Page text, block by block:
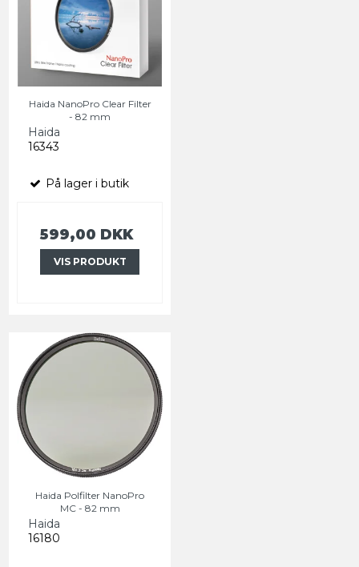
Haida NanoPro Clear Filter
- 82 mm
Haida
16343
På lager i butik
599,00 DKK
VIS PRODUKT
Haida Polfilter NanoPro
MC - 82 mm
Haida
16180